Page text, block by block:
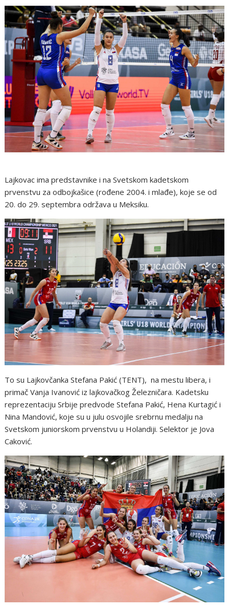
Lajkovac ima predstavnike i na Svetskom kadetskom
prvenstvu za odbojkašice (rođene 2004. i mlađe), koje se od
20. do 29. septembra održava u Meksiku.
To su Lajkovčanka Stefana Pakić (TENT), na mestu libera, i
primač Vanja Ivanović iz lajkovačkog Železničara. Kadetsku
reprezentaciju Srbije predvode Stefana Pakić, Hena Kurtagić i
Nina Mandović, koje su u julu osvojile srebrnu medalju na
Svetskom juniorskom prvenstvu u Holandiji. Selektor je Jova
Caković.